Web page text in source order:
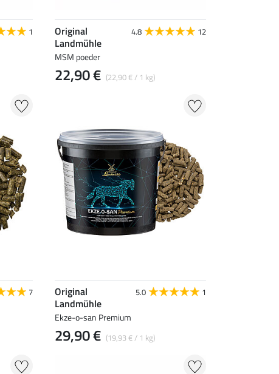
1
Original
Landmühle
4.8 12
MSM poeder
22,90 € (22,90 € / 1 kg)
7
Original
Landmühle
5.0 1
Ekze-o-san Premium
29,90 € (19,93 € / 1 kg)